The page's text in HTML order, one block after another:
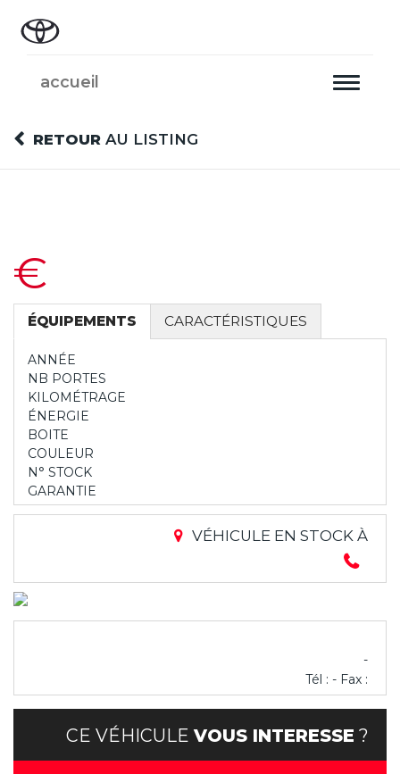
Toggle
accueil
RETOUR AU LISTING
€
ÉQUIPEMENTS CARACTÉRISTIQUES
ANNÉE
NB PORTES
KILOMÉTRAGE
ÉNERGIE
BOITE
COULEUR
N° STOCK
GARANTIE
VÉHICULE EN STOCK À
-
Tél : - Fax :
CE VÉHICULE VOUS INTERESSE ?